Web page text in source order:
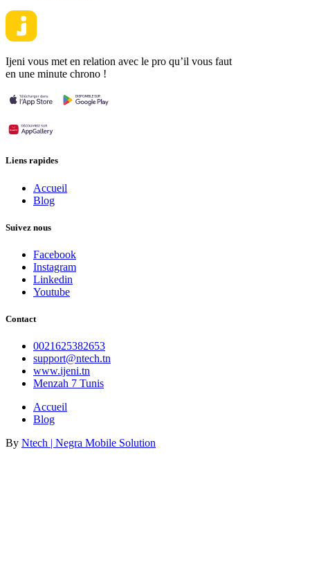
Ijeni vous met en relation avec le pro qu’il vous faut
en une minute chrono !
Liens rapides
Accueil
Blog
Suivez nous
Facebook
Instagram
Linkedin
Youtube
Contact
0021625382653
support@ntech.tn
www.ijeni.tn
Menzah 7 Tunis
Accueil
Blog
By Ntech | Negra Mobile Solution